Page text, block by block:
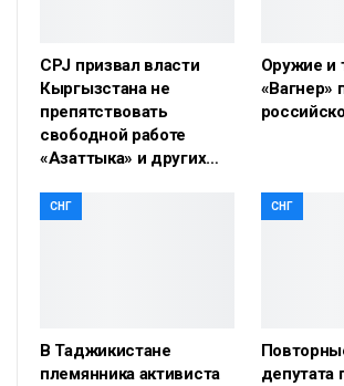
CPJ призвал власти
Кыргызстана не
препятствовать
свободной работе
«Азаттыка» и других…
Оружие и
«Вагнер»
СНГ
В Таджикистане
племянника активиста
СНГ
депутата